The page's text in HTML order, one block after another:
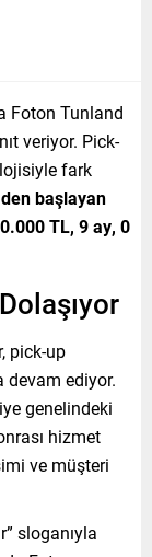
Foton Tunland
veriyor. Pick-
fark
başlayan
TL, 9 ay, 0
pick-up
devam ediyor.
genelindeki
hizmet
ve müşteri
sloganıyla